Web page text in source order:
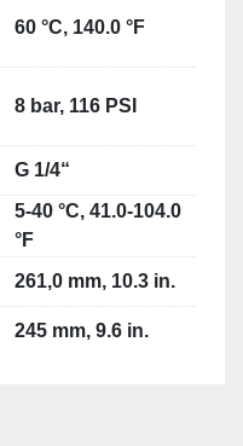
60 °C, 140.0 °F
8 bar, 116 PSI
G 1/4“
5-40 °C, 41.0-104.0
°F
261,0 mm, 10.3 in.
245 mm, 9.6 in.